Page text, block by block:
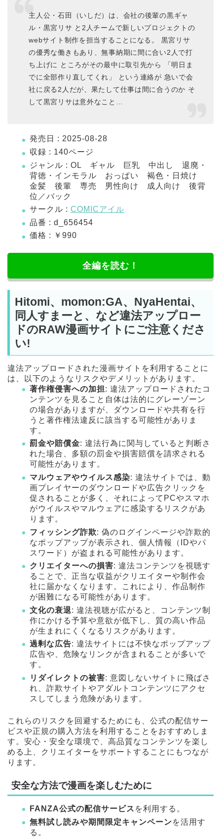
主人公・石田（いしだ）は、会社の後輩の黒ギャ
ル・黒宮リサ と2人チームで新しいプロジェクトの
webサイト制作を担当することになる。 黒宮リサ
の優秀な働きもあり、無事納期に間に合い2人で打
ち上げに ところがその最中に取引先から 「明日ま
でに全部作り直してくれ」 という連絡が 急いで会
社に戻る2人だが、果たして仕事は間に合うのか そ
して黒宮リサは意外なこと…
発売日 : 2025-08-28
収録 : 140ページ
ジャンル : OL ギャル 巨乳 中出し 退廃・
背徳・インモラル おっぱい 褐色・日焼け
金髪 後輩 専売 男性向け 成人向け 後背
位／バック
サークル : COMICアイル
品番 : d_656454
価格 : ￥990
全編を読む！
Hitomi、momon:GA、NyaHentai、
同人すまーと、など違法アップロー
ドのRAW漫画サイトにご注意くださ
い!
違法アップロードされた漫画サイトを利用することに
は、以下のようなリスクやデメリットがあります。
著作権侵害への加担: 違法アップロードされたコ
ンテンツを見ること自体は法的にグレーゾーン
の場合がありますが、ダウンロードや共有を行
うと著作権法違反に該当する可能性がありま
す。
罰金や賠償金: 違法行為に関与していると判断さ
れた場合、多額の罰金や損害賠償を請求される
可能性があります。
マルウェアやウイルス感染: 違法サイトでは、動
画プレイヤーのダウンロードや広告クリックを
促されることが多く、それによってPCやスマホ
がウイルスやマルウェアに感染するリスクがあ
ります。
フィッシング詐欺: 偽のログインページや詐欺的
なポップアップが表示され、個人情報（IDやパ
スワード）が盗まれる可能性があります。
クリエイターへの損害: 違法コンテンツを視聴す
ることで、正当な収益がクリエイターや制作会
社に届かなくなります。これにより、作品制作
が困難になる可能性があります。
文化の衰退: 違法視聴が広がると、コンテンツ制
作にかける予算や意欲が低下し、質の高い作品
が生まれにくくなるリスクがあります。
過剰な広告: 違法サイトには不快なポップアップ
広告や、危険なリンクが含まれることが多いで
す。
リダイレクトの被害: 意図しないサイトに飛ばさ
れ、詐欺サイトやアダルトコンテンツにアクセ
スしてしまう危険があります。
これらのリスクを回避するためにも、公式の配信サー
ビスや正規の購入方法を利用することをおすすめしま
す。安心・安全な環境で、高品質なコンテンツを楽し
める上、クリエイターをサポートすることにもつなが
ります。
安全な方法で漫画を楽しむために
FANZA公式の配信サービス を利用する。
無料試し読みや期間限定キャンペーンを活用す
る。